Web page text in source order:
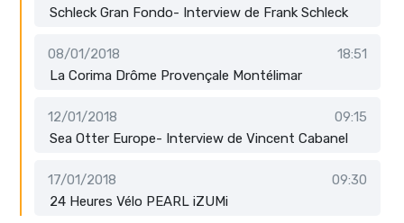
Schleck Gran Fondo- Interview de Frank Schleck
08/01/2018
18:51
La Corima Drôme Provençale Montélimar
12/01/2018
09:15
Sea Otter Europe- Interview de Vincent Cabanel
17/01/2018
09:30
24 Heures Vélo PEARL iZUMi